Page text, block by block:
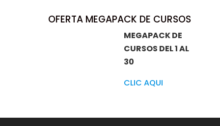
OFERTA MEGAPACK DE CURSOS
MEGAPACK DE
CURSOS DEL 1 AL
30
CLIC AQUI